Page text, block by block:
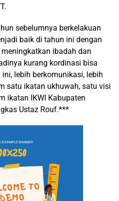
sebelumnya berkelakuan
baik di tahun ini dengan
ibadah dan
kurang kordinasi bisa
lebih berkomunikasi, lebih
satu ikatan ukhuwah, satu visi
ikatan IKWI Kabupaten
Ustaz Rouf.***